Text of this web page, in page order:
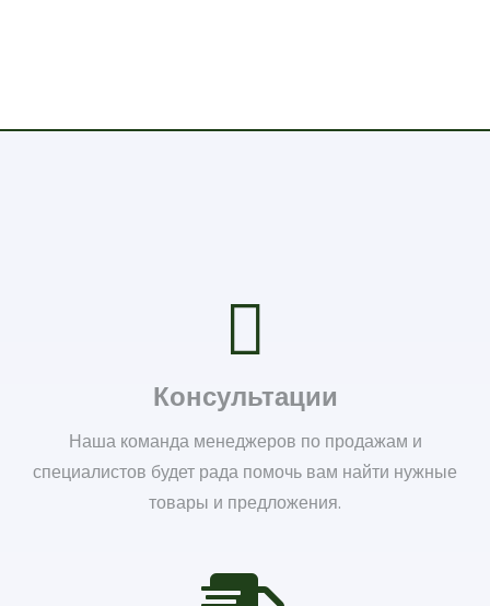
Консультации
Наша команда менеджеров по продажам и
специалистов будет рада помочь вам найти нужные
товары и предложения.